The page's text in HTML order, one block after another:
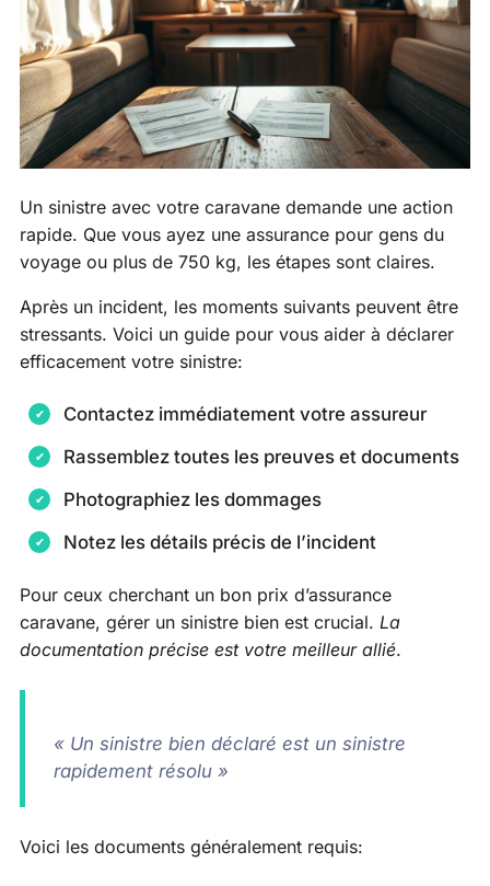
Un sinistre avec votre caravane demande une action
rapide. Que vous ayez une assurance pour gens du
voyage ou plus de 750 kg, les étapes sont claires.
Après un incident, les moments suivants peuvent être
stressants. Voici un guide pour vous aider à déclarer
efficacement votre sinistre:
Contactez immédiatement votre assureur
Rassemblez toutes les preuves et documents
Photographiez les dommages
Notez les détails précis de l’incident
Pour ceux cherchant un bon prix d’assurance
caravane, gérer un sinistre bien est crucial. La
documentation précise est votre meilleur allié.
« Un sinistre bien déclaré est un sinistre
rapidement résolu »
Voici les documents généralement requis: